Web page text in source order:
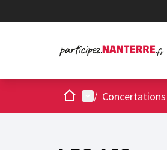
AccueilMenu principal
/ Concertations